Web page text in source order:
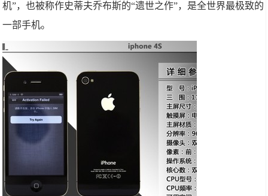
机”，也被称作史蒂夫乔布斯的“遗世之作”，是全世界最极致的
一部手机。